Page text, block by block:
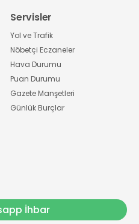
Servisler
Yol ve Trafik
Nöbetçi Eczaneler
Hava Durumu
Puan Durumu
Gazete Manşetleri
Günlük Burçlar
İhbar